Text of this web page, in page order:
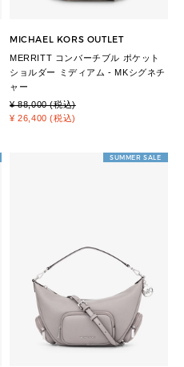
MICHAEL KORS OUTLET
MERRITT コンバーチブル ポケット
ショルダー ミディアム - MKシグネチ
ャー
¥ 88,000 (税込)
¥ 26,400 (税込)
SUMMER SALE